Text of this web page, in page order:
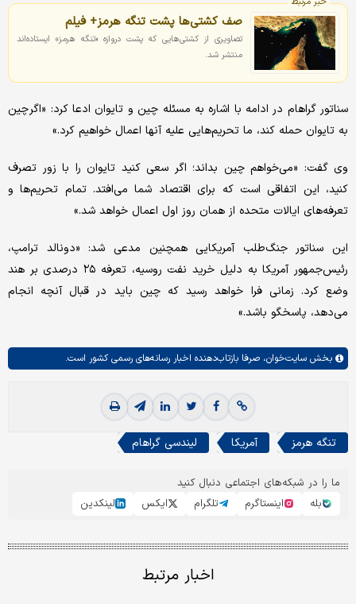
صف کشتی‌ها پشت تنگه هرمز+ فیلم
تصاویری از کشتی‌هایی که پشت دروازه‌ «تنگه هرمز» ایستاده‌اند
منتشر شد.
سناتور گراهام در ادامه با اشاره به مسئله چین و تایوان ادعا کرد: «اگر چین
به تایوان حمله کند، ما تحریم‌هایی علیه آنها اعمال خواهیم کرد.»
وی گفت: «می‌خواهم چین بداند؛ اگر سعی کنید تایوان را با زور تصرف
کنید، این اتفاقی است که برای اقتصاد شما می‌افتد. تمام تحریم‌ها و
تعرفه‌های ایالات متحده از همان روز اول اعمال خواهد شد.»
این سناتور جنگ‌طلب آمریکایی همچنین مدعی شد: «دونالد ترامپ،
رئیس‌جمهور آمریکا به دلیل خرید نفت روسیه، تعرفه ۲۵ درصدی بر هند
وضع کرد. زمانی فرا خواهد رسید که چین باید در قبال آنچه انجام
می‌دهد، پاسخگو باشد.»
بخش سایت‌خوان، صرفا بازتاب‌دهنده اخبار رسانه‌های رسمی کشور است.
تنگه هرمز آمریکا لیندسی گراهام
ما را در شبکه‌های اجتماعی دنبال کنید
بله
اینستاگرم تلگرام ایکس لینکدین
اخبار مرتبط